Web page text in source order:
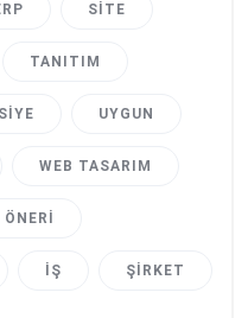
SITE
TANITIM
UYGUN
WEB TASARIM
ÖNERI
İŞ ŞIRKET